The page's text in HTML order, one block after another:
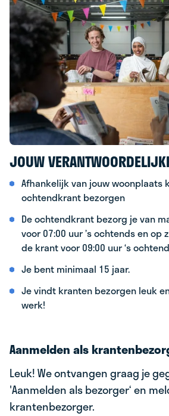
JOUW
Afhankelijk van jouw woonplaats
ochtendkrant bezorgen
De ochtendkrant bezorg je van
voor 07:00 uur ’s ochtends en
de krant voor 09:00 uur ‘s
Je bent minimaal 15 jaar.
Je vindt kranten bezorgen leuk
werk!
Aanmelden als
Leuk! We ontvangen graag je
'Aanmelden als bezorger‘ en
krantenbezorger.